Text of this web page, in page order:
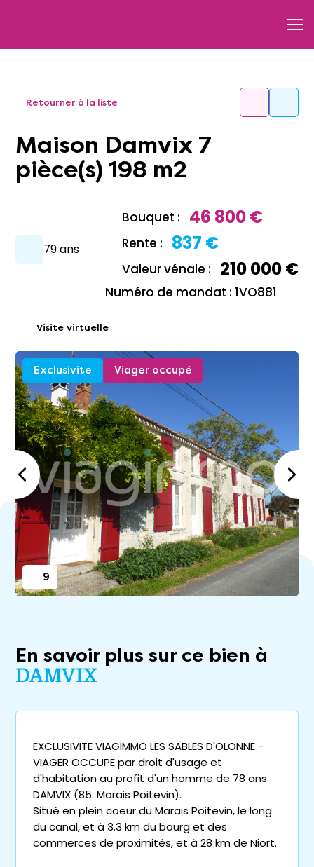
Retourner à la liste
Maison Damvix 7
pièce(s) 198 m2
79 ans
Bouquet : 46 800 €
Rente : 837 €
Valeur vénale : 210 000 €
Numéro de mandat : 1VO881
Visite virtuelle
Exclusivite Viager occupé
9
En savoir plus sur ce bien à
DAMVIX
EXCLUSIVITE VIAGIMMO LES SABLES D'OLONNE -
VIAGER OCCUPE par droit d'usage et
d'habitation au profit d'un homme de 78 ans.
DAMVIX (85. Marais Poitevin).
Situé en plein coeur du Marais Poitevin, le long
du canal, et à 3.3 km du bourg et des
commerces de proximités, et à 28 km de Niort.